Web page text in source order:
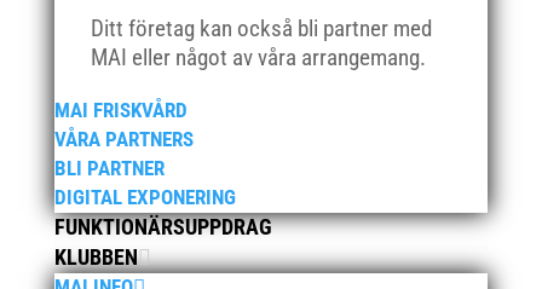
Ditt företag kan också bli partner med
MAI eller något av våra arrangemang.
MAI FRISKVÅRD
VÅRA PARTNERS
BLI PARTNER
DIGITAL EXPONERING
FUNKTIONÄRSUPPDRAG
KLUBBEN
februari 2020
januari 2020
november 2019
oktober 2019
september 2019
augusti 2019
juli 2019
juni 2019